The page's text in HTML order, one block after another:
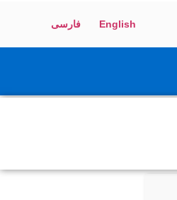
English فارسی